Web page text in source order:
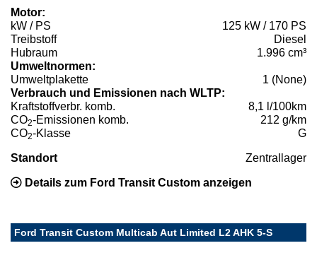
Motor:
kW / PS
125 kW / 170 PS
Treibstoff
Diesel
Hubraum
1.996 cm³
Umweltnormen:
Umweltplakette
1 (None)
Verbrauch und Emissionen nach WLTP:
Kraftstoffverbr. komb.
8,1 l/100km
CO2-Emissionen komb.
212 g/km
CO2-Klasse G
Standort Zentrallager
Details zum Ford Transit Custom anzeigen
Ford Transit Custom Multicab Aut Limited L2 AHK 5-S